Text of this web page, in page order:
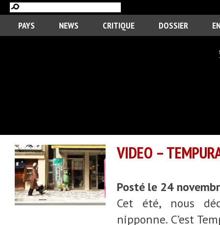
PAYS NEWS CRITIQUE DOSSIER
VIDEO –
Posté le 24
Cet été, nous
nipponne. C’est